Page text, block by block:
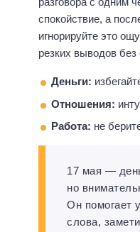
спокойствие, а
игнорируйте это
резких выводов без
Деньги:
Отношения:
Работа: не
17 мая —
но
Он помогает
слова,